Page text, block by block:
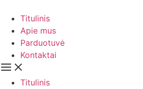
prie
turinio
Titulinis
Apie mus
Parduotuvė
Kontaktai
Titulinis